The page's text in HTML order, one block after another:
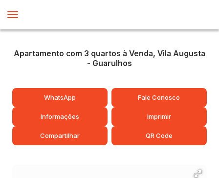
Apartamento com 3 quartos à Venda, Vila Augusta
- Guarulhos
WhatsApp Fale Conosco
Informações Imprimir
Compartilhar QR Code